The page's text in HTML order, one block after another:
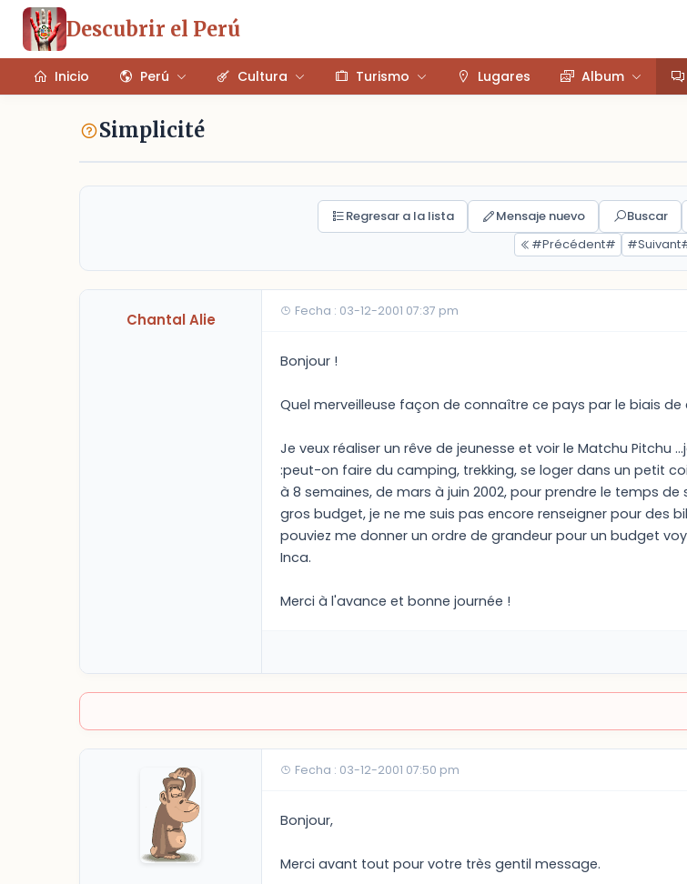
Descubrir el Perú
Inicio Perú Cultura Turismo Lugares Album
Simplicité
Regresar a la lista Mensaje nuevo Buscar
#Précédent#
Chantal Alie Fecha : 03-12-2001 07:37 pm
Bonjour !
Quel merveilleuse façon de connaître ce pays par le biais de
Je veux réaliser un rêve de jeunesse et voir le Matchu
:peut-on faire du camping, trekking, se loger dans un petit
à 8 semaines, de mars à juin 2002, pour prendre le temps
gros budget, je ne me suis pas encore renseigner pour des
pouviez me donner un ordre de grandeur pour un budget
Inca.
Merci à l'avance et bonne journée !
Fecha : 03-12-2001 07:50 pm
Bonjour,
Merci avant tout pour votre très gentil message.